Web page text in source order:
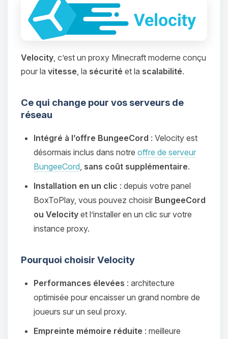
Velocity, c’est un proxy Minecraft moderne conçu
pour la vitesse, la sécurité et la scalabilité.
Ce qui change pour vos serveurs de
réseau
Intégré à l’offre BungeeCord : Velocity est
désormais inclus dans notre offre de serveur
BungeeCord, sans coût supplémentaire.
Installation en un clic : depuis votre panel
BoxToPlay, vous pouvez choisir BungeeCord
ou Velocity et l’installer en un clic sur votre
instance proxy.
Pourquoi choisir Velocity
Performances élevées : architecture
optimisée pour encaisser un grand nombre de
joueurs sur un seul proxy.
Empreinte mémoire réduite : meilleure